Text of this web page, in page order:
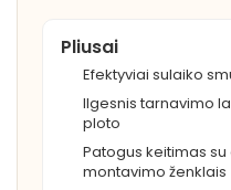
Pliusai
Efektyviai sulaiko
Ilgesnis tarnavimo
ploto
Patogus keitimas
montavimo ženklais